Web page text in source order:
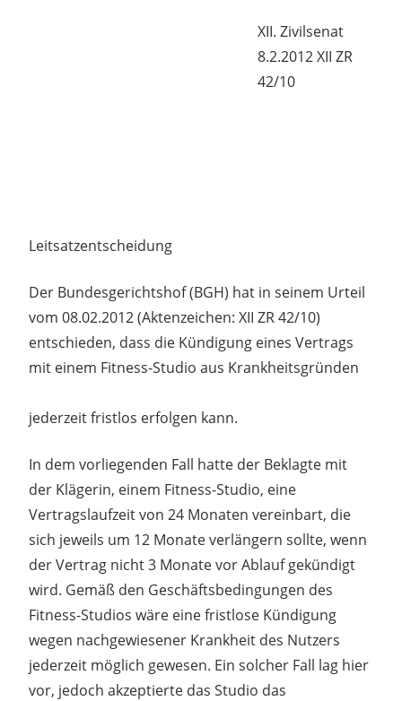
XII. Zivilsenat
8.2.2012 XII ZR
42/10
Leitsatzentscheidung
Der Bundesgerichtshof (BGH) hat in seinem Urteil
vom 08.02.2012 (Aktenzeichen: XII ZR 42/10)
entschieden, dass die Kündigung eines Vertrags
mit einem Fitness-Studio aus Krankheitsgründen
jederzeit fristlos erfolgen kann.
In dem vorliegenden Fall hatte der Beklagte mit
der Klägerin, einem Fitness-Studio, eine
Vertragslaufzeit von 24 Monaten vereinbart, die
sich jeweils um 12 Monate verlängern sollte, wenn
der Vertrag nicht 3 Monate vor Ablauf gekündigt
wird. Gemäß den Geschäftsbedingungen des
Fitness-Studios wäre eine fristlose Kündigung
wegen nachgewiesener Krankheit des Nutzers
jederzeit möglich gewesen. Ein solcher Fall lag hier
vor, jedoch akzeptierte das Studio das